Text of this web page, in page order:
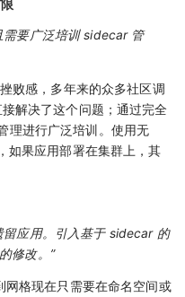
需要广泛培训 sidecar 管
败感，多年来的众多社区调
解决了这个问题；通过完全
理进行广泛培训。使用无
如果应用部署在集群上，其
留应用。引入基于 sidecar 的
修改。”
格现在只需要在命名空间或